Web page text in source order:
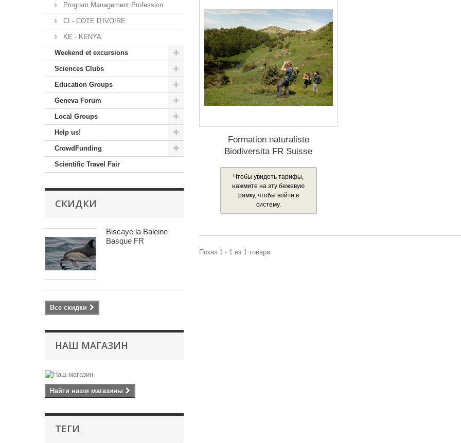
Program Management Profession
CI - COTE D'IVOIRE
KE - KENYA
Weekend et excursions
Sciences Clubs
Education Groups
Geneva Forum
Local Groups
Help us!
CrowdFunding
Scientific Travel Fair
СКИДКИ
Biscaye la Baleine
Basque FR
Все скидки
НАШ МАГАЗИН
Найти наши магазины
ТЕГИ
Formation naturaliste
Biodiversita FR Suisse
Чтобы увидеть тарифы,
нажмите на эту бежевую
рамку, чтобы войти в
систему.
Показ 1 - 1 из 1 товара